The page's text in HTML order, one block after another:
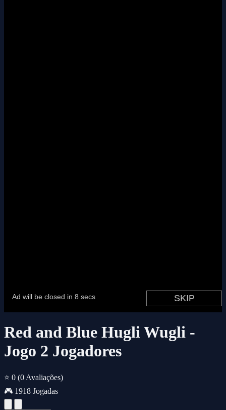
Red and Blue Hugli Wugli -
Jogo 2 Jogadores
⭐ 0 (0 Avaliações)
🎮 1918 Jogadas